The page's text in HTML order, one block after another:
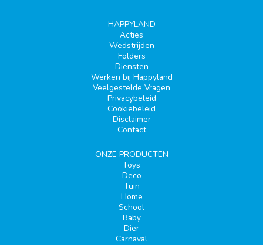
HAPPYLAND
Acties
Wedstrijden
Folders
Diensten
Werken bij Happyland
Veelgestelde Vragen
Privacybeleid
Cookiebeleid
Disclaimer
Contact
ONZE PRODUCTEN
Toys
Deco
Tuin
Home
School
Baby
Dier
Carnaval